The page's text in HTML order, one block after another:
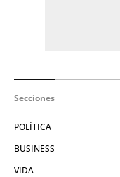
Secciones
POLÍTICA
BUSINESS
VIDA